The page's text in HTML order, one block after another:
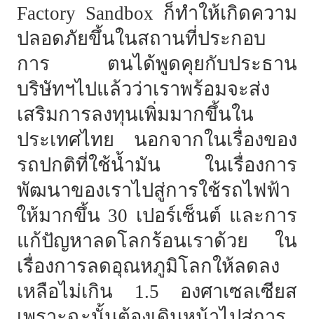
Factory Sandbox ก็ทำให้เกิดความ
ปลอดภัยขึ้นในสถานที่ประกอบ
การ ตนได้พูดคุยกับประธาน
บริษัทฯไปแล้วว่าเราพร้อมจะส่ง
เสริมการลงทุนเพิ่มมากขึ้นใน
ประเทศไทย นอกจากในเรื่องของ
รถปกติที่ใช้น้ำมัน ในเรื่องการ
พัฒนาของเราไปสู่การใช้รถไฟฟ้า
ให้มากขึ้น 30 เปอร์เซ็นต์ และการ
แก้ปัญหาลดโลกร้อนเราด้วย ใน
เรื่องการลดอุณหภูมิโลกให้ลดลง
เหลือไม่เกิน 1.5 องศาเซลเซียส